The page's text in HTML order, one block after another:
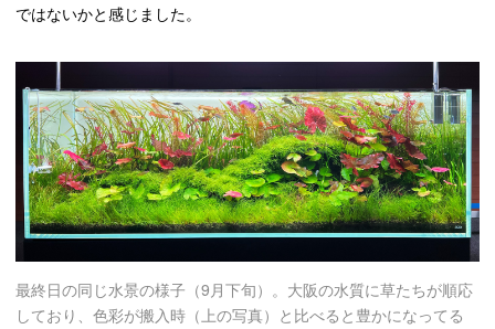
ではないかと感じました。
最終日の同じ水景の様子（9月下旬）。大阪の水質に草たちが順応
しており、色彩が搬入時（上の写真）と比べると豊かになってる